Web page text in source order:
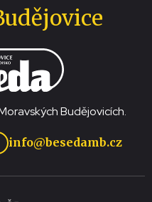
Budějovicích.
info@besedamb.cz